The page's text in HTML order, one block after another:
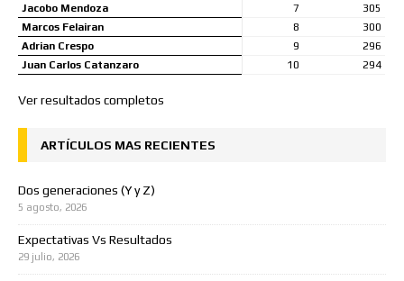
Jacobo Mendoza
7
305
Marcos Felairan
8
300
Adrian Crespo
9
296
Juan Carlos Catanzaro
10 294
Ver resultados completos
ARTÍCULOS MAS RECIENTES
Dos generaciones (Y y Z)
5 agosto, 2026
Expectativas Vs Resultados
29 julio, 2026